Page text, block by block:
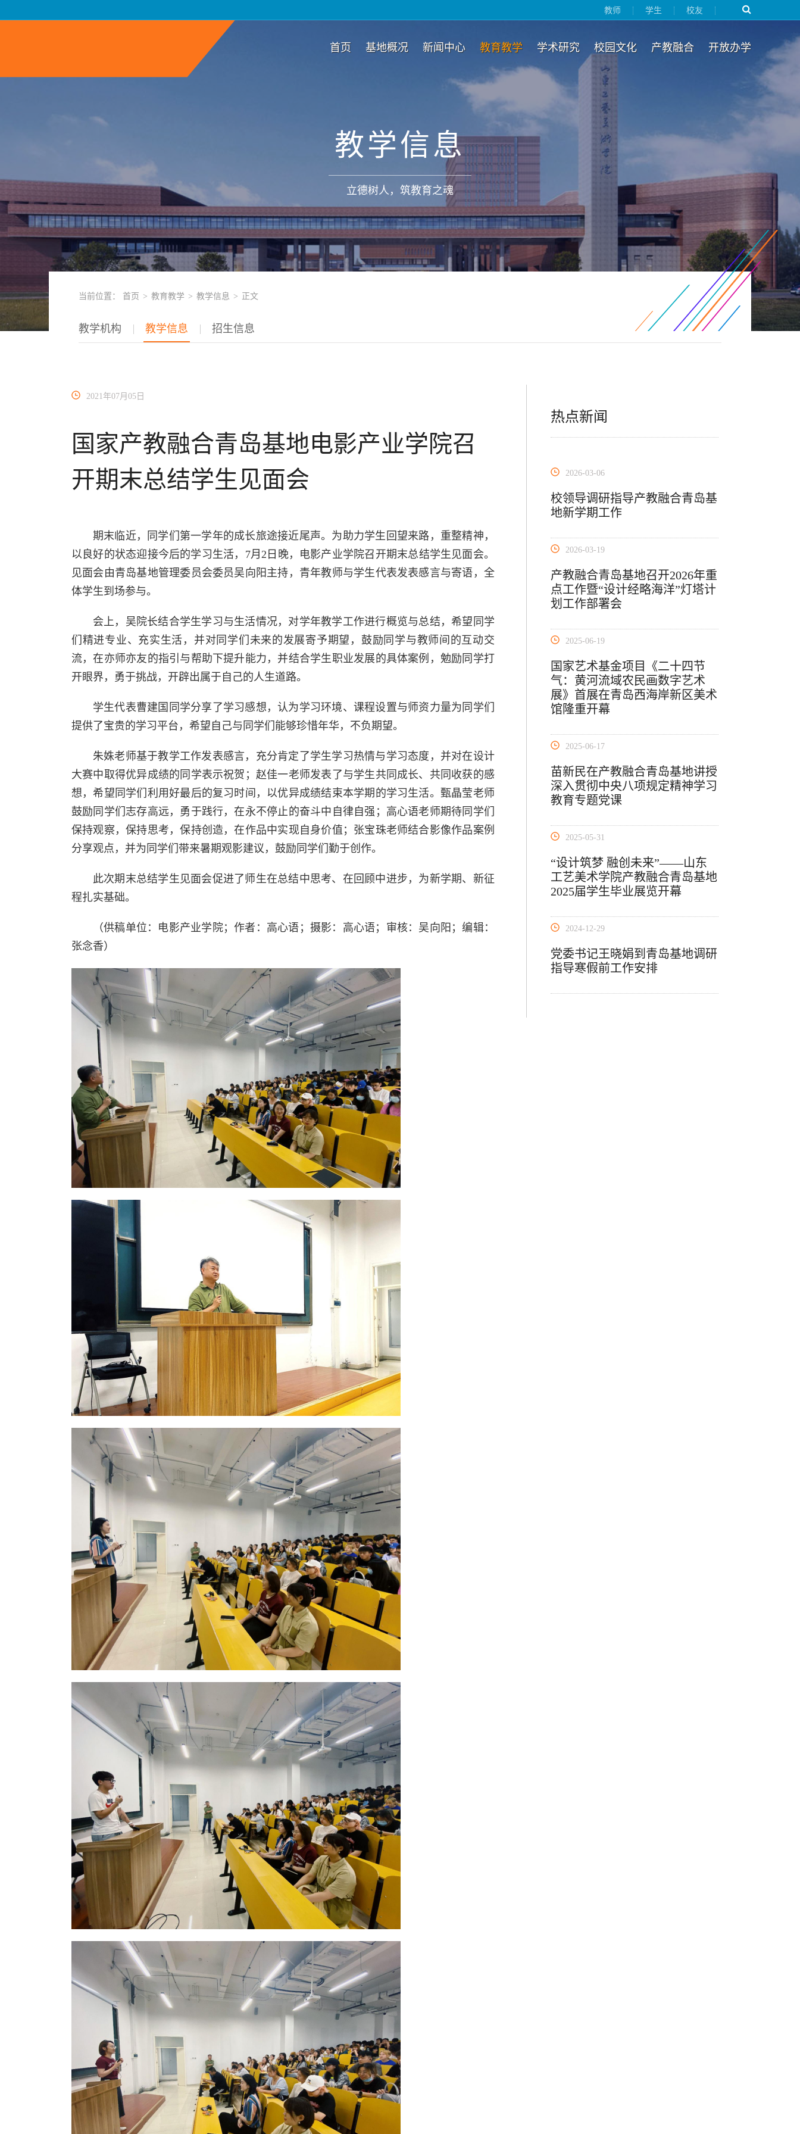
教师 学生 校友
首页 基地概况 新闻中心 教育教学 学术研究 校园文化 产教融合 开放办学
教学信息
立德树人，筑教育之魂
当前位置：首页 > 教育教学 > 教学信息 > 正文
教学机构 教学信息 招生信息
2021年07月05日
国家产教融合青岛基地电影产业学院召
开期末总结学生见面会
期末临近，同学们第一学年的成长旅途接近尾声。为助力学生回望来路，重整精神，
以良好的状态迎接今后的学习生活， 7月2日晚，电影产业学院召开期末总结学生见面会。
见面会由青岛基地管理委员会委员吴向阳主持，青年教师与学生代表发表感言与寄语，全
体学生到场参与。
会上，吴院长结合学生学习与生活情况，对学年教学工作进行概览与总结，希望同学
们精进专业、充实生活，并对同学们未来的发展寄予期望，鼓励同学与教师间的互动交
流，在亦师亦友的指引与帮助下提升能力，并结合学生职业发展的具体案例，勉励同学打
开眼界，勇于挑战，开辟出属于自己的人生道路。
学生代表曹建国同学分享了学习感想，认为学习环境、课程设置与师资力量为同学们
提供了宝贵的学习平台，希望自己与同学们能够珍惜年华，不负期望。
朱姝老师基于教学工作发表感言，充分肯定了学生学习热情与学习态度，并对在设计
大赛中取得优异成绩的同学表示祝贺；赵佳一老师发表了与学生共同成长、共同收获的感
想，希望同学们利用好最后的复习时间，以优异成绩结束本学期的学习生活。甄晶莹老师
鼓励同学们志存高远，勇于践行，在永不停止的奋斗中自律自强；高心语老师期待同学们
保持观察，保持思考，保持创造，在作品中实现自身价值；张宝珠老师结合影像作品案例
分享观点，并为同学们带来暑期观影建议，鼓励同学们勤于创作。
此次期末总结学生见面会促进 了师生在总结中思考、 在回顾中进步，为新学期、新征
程扎实基础。
（供稿单位：电影产业学院；作者：高心语；摄影：高心语；审核：吴向阳；编辑：
张念香）
热点新闻
2026-03-06
校领导调研指导产教融合青岛基
地新学期工作
2026-03-19
产教融合青岛基地召开2026年重
点工作暨“设计经略海洋”灯塔计
划工作部署会
2025-06-19
国家艺术基金项目《二十四节
气：黄河流域农民画数字艺术
展》首展在青岛西海岸新区美术
馆隆重开幕
2025-06-17
苗新民在产教融合青岛基地讲授
深入贯彻中央八项规定精神学习
教育专题党课
2025-05-31
“设计筑梦 融创未来”——山东
工艺美术学院产教融合青岛基地
2025届学生毕业展览开幕
2024-12-29
党委书记王晓娟到青岛基地调研
指导寒假前工作安排